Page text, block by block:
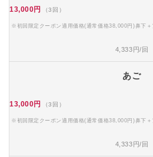
13,000円 （3回）
※初回限定クーポン適用価格(通常価格38,000円)鼻下
4,333円/回
あご
13,000円 （3回）
※初回限定クーポン適用価格(通常価格38,000円)鼻下
4,333円/回